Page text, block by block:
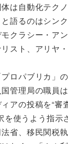
は自動化テク
語るのはシン
クラシー・ア
スト、アリヤ・
ロパブリカ」
管理局の職員
アの投稿を“審
を使うよう指示
省、移民関税